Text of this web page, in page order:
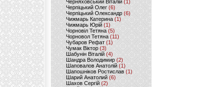
Черняховський Віталій (1)
Черпіцький Олег (6)
Черпіцький Олександр (6)
Чижмарь Катерина (1)
Чижмарь Юрій (1)
Чорновіл Тетяна (5)
Чорновол Тетяна (11)
Чубаров Рефат (1)
Чумак Віктор(3)
Шабунін Віталій (4)
Шандра Володимир (2)
Шаповалов Анатолій(1)
Шапошніков Ростислав(1)
Шарий Анатолий(6)
Шахов Сергій(2)